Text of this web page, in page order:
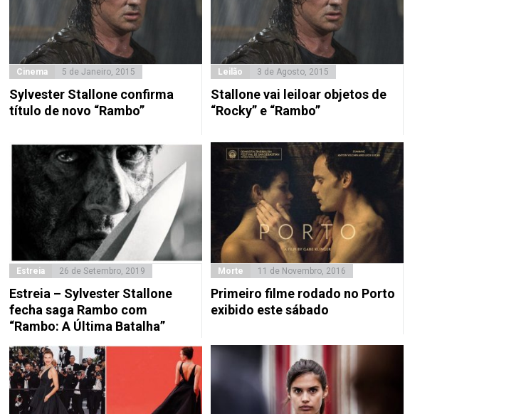
Cinema 5 de Janeiro, 2015
Sylvester Stallone confirma
título de novo “Rambo”
Leilão 3 de Agosto, 2015
Stallone vai leiloar objetos de
“Rocky” e “Rambo”
Estreia 26 de Setembro, 2019
Estreia – Sylvester Stallone
fecha saga Rambo com
“Rambo: A Última Batalha”
Morte 11 de Novembro, 2016
Primeiro filme rodado no Porto
exibido este sábado